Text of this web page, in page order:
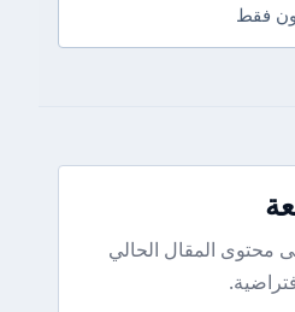
فقط
المقال الحالي